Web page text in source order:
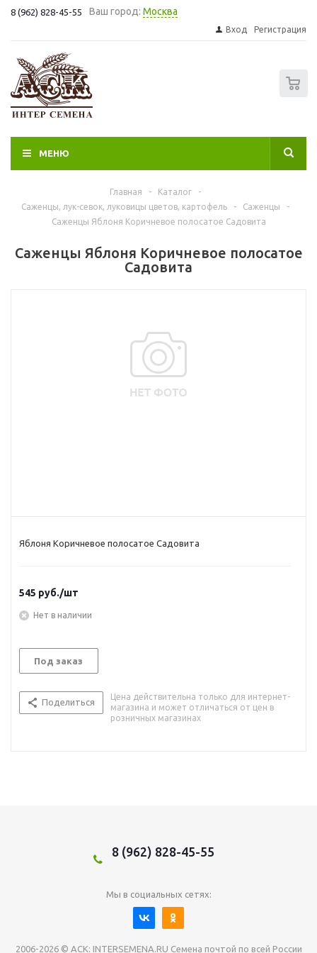
8 (962) 828-45-55 Ваш город: Москва
Вход Регистрация
МЕНЮ
Главная - Каталог
-
Саженцы, лук-севок, луковицы цветов, картофель
- Саженцы
-
Саженцы Яблоня Коричневое полосатое Садовита
Саженцы Яблоня Коричневое полосатое
Садовита
Яблоня Коричневое полосатое Садовита
545 руб./шт
Нет в наличии
Под заказ
Поделиться
Цена действительна только для интернет-
магазина и может отличаться от цен в
розничных магазинах
8 (962) 828-45-55
Мы в социальных сетях:
2006-2026 © АСК: INTERSEMENA.RU Семена почтой по всей России